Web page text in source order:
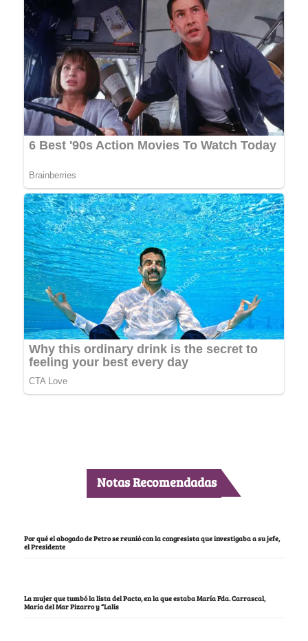
Notas Recomendadas
Por qué el abogado de Petro se reunió con la congresista que investigaba a su jefe,
el Presidente
La mujer que tumbó la lista del Pacto, en la que estaba María Fda. Carrascal,
María del Mar Pizarro y “Lalis